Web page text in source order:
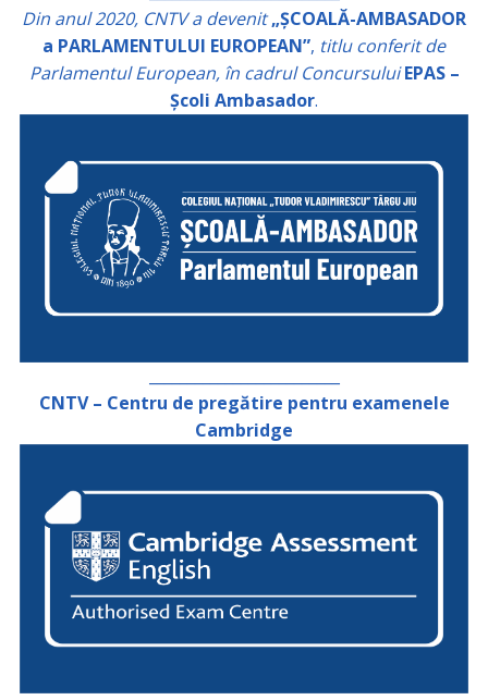
Din anul 2020, CNTV a devenit „ȘCOALĂ-AMBASADOR
a PARLAMENTULUI EUROPEAN”, titlu conferit de
Parlamentul European, în cadrul Concursului EPAS –
Școli Ambasador.
CNTV – Centru de pregătire pentru examenele
Cambridge